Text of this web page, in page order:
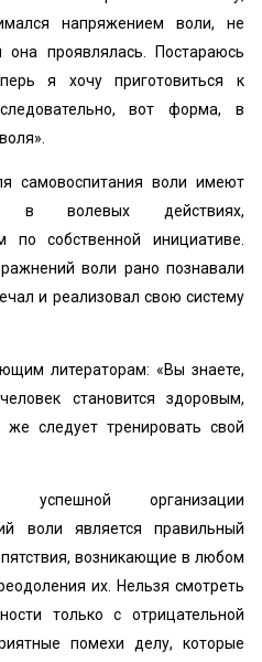
напряжением воли, не
проявлялась. Постараюсь
я хочу приготовиться к
вот форма, в
самовоспитания воли имеют
в волевых действиях,
по собственной инициативе.
воли рано познавали
и реализовал свою систему
литераторам: «Вы знаете,
становится здоровым,
следует тренировать свой
успешной организации
воли является правильный
возникающие в любом
их. Нельзя смотреть
только с отрицательной
помехи делу, которые